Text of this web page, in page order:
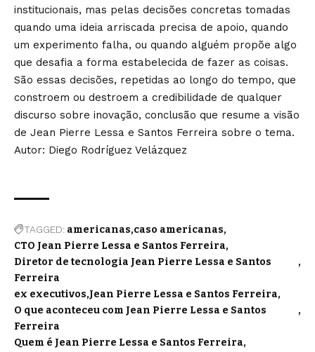
institucionais, mas pelas decisões concretas tomadas
quando uma ideia arriscada precisa de apoio, quando
um experimento falha, ou quando alguém propõe algo
que desafia a forma estabelecida de fazer as coisas.
São essas decisões, repetidas ao longo do tempo, que
constroem ou destroem a credibilidade de qualquer
discurso sobre inovação, conclusão que resume a visão
de Jean Pierre Lessa e Santos Ferreira sobre o tema.
Autor: Diego Rodríguez Velázquez
TAGGED: americanas caso americanas
CTO Jean Pierre Lessa e Santos Ferreira
Diretor de tecnologia Jean Pierre Lessa e Santos
Ferreira
ex executivos Jean Pierre Lessa e Santos Ferreira
O que aconteceu com Jean Pierre Lessa e Santos
Ferreira
Quem é Jean Pierre Lessa e Santos Ferreira